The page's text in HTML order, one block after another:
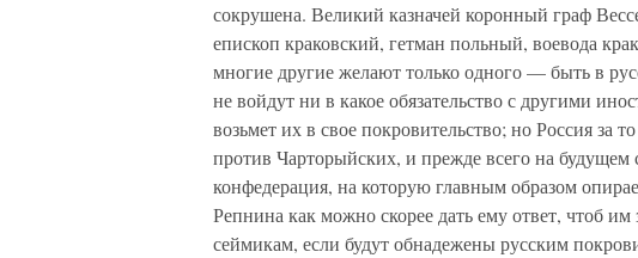
сокрушена. Великий казначей коронный граф
епископ краковский, гетман польный, воевода
многие другие желают только одного — быть в
не войдут ни в какое обязательство с другими
возьмет их в свое покровительство; но Россия за
против Чарторыйских, и прежде всего на будущем
конфедерация, на которую главным образом
Репнина как можно скорее дать ему ответ, чтоб
сеймикам, если будут обнадежены русским